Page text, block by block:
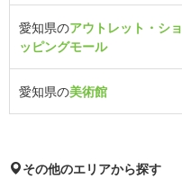
愛知県のアウトレット・ショ
ッピングモール
愛知県の美術館
その他のエリアから探す